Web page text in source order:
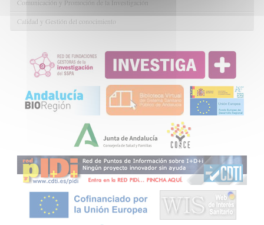
Comunicación y Promoción de la Investigación
Calidad y Gestión del conocimiento